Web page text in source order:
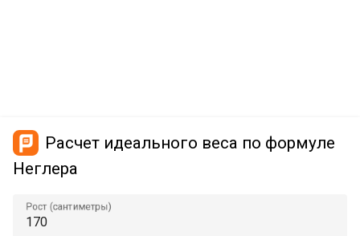
Расчет идеального веса по формуле
Неглера
Рост (сантиметры)